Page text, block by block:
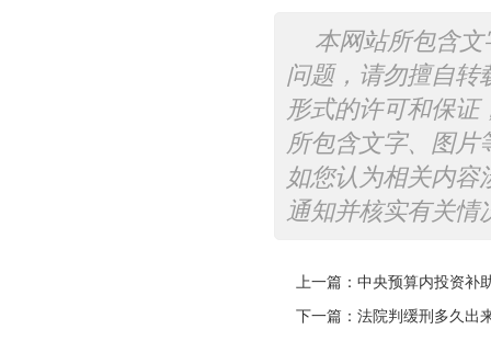
本网站所包含
问题，请勿擅自转
形式的许可和保证
所包含文字、图片
如您认为相关内容
通知并核实有关情
上一篇： 中央预算内投资补
下一篇： 法院判缓刑多久出